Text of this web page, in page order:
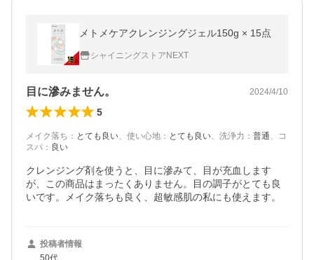
メトメケアクレンジングジェル150g × 15点
シャイニングストアNEXT
目に滲みません。 2024/4/10
5
メイク落ち ： とても良い、 使い心地 ： とても良い、 洗浄力 ： 普通、
コ
スパ ： 良い
クレンジング剤を使うと、目に滲みて、目が充血します
が、この商品はまったくありません。目の調子がとても良
いです。メイク落ちも良く、超敏感肌の私にも使えます。
投稿者情報
50代